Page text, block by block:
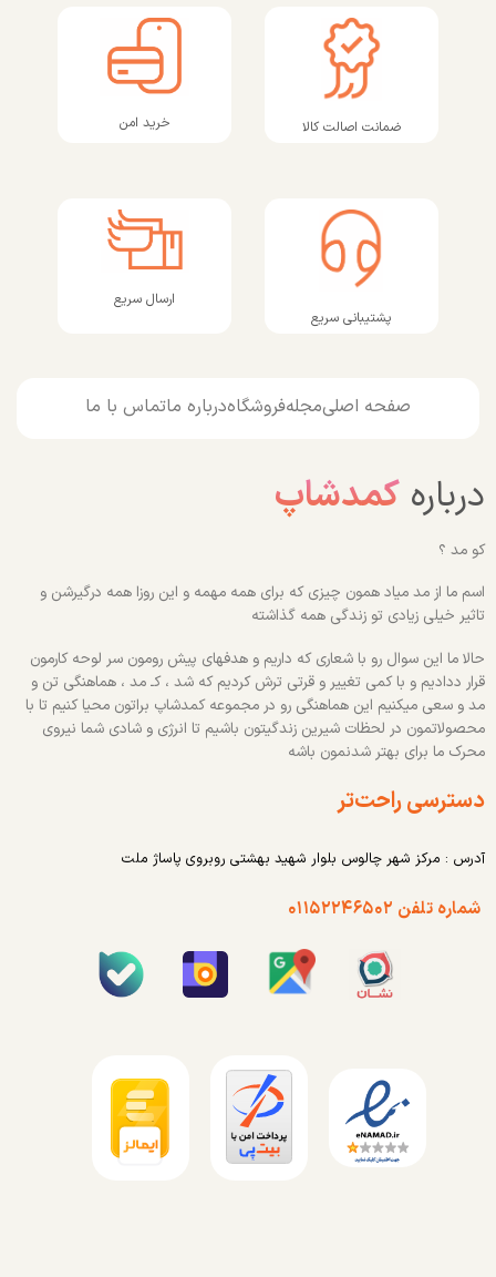
ضمانت اصالت کالا خرید امن
پشتیبانی سریع
ارسال سریع
صفحه اصلیمجلهفروشگاهدرباره ماتماس با ما
درباره کمدشاپ
کو مد ؟
اسم ما از مد میاد همون چیزی که برای همه مهمه و این روزا همه درگیرشن و
تاثیر خیلی زیادی تو زندگی همه گذاشته
حالا ما این سوال رو با شعاری که داریم و هدفهای پیش رومون سر لوحه کارمون
قرار ددادیم و با کمی تغییر و قرتی ترش کردیم که شد ، کـ مد ، هماهنگی تن و
مد و سعی میکنیم این هماهنگی رو در مجموعه کمدشاپ براتون محیا کنیم تا با
محصولاتمون در لحظات شیرین زندگیتون باشیم تا انرژی و شادی شما نیروی
محرک ما برای بهتر شدنمون باشه
دسترسی راحت‌تر
آدرس : مرکز شهر چالوس بلوار شهید بهشتی روبروی پاساژ ملت
شماره تلفن ۰۱۱۵۲۲۴۶۵۰۲